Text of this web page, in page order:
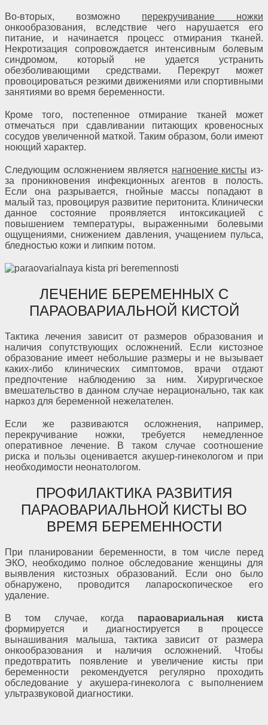
Во-вторых, возможно перекручивание ножки
онкообразования, вследствие чего нарушается его
питание, и начинается процесс отмирания тканей.
Некротизация сопровождается интенсивным болевым
синдромом, который не удается устранить
обезболивающими средствами. Перекрут может
провоцироваться резкими движениями или спортивными
занятиями во время беременности.
Кроме того, постепенное отмирание тканей может
отмечаться при сдавливании питающих кровеносных
сосудов увеличенной маткой. Таким образом, боли имеют
ноющий характер.
Следующим осложнением является нагноение кисты из-
за проникновения инфекционных агентов в полость.
Если она разрывается, гнойные массы попадают в
малый таз, провоцируя развитие перитонита. Клинически
данное состояние проявляется интоксикацией с
повышением температуры, выраженными болевыми
ощущениями, снижением давления, учащением пульса,
бледностью кожи и липким потом.
ЛЕЧЕНИЕ БЕРЕМЕННЫХ С
ПАРАОВАРИАЛЬНОЙ КИСТОЙ
Тактика лечения зависит от размеров образования и
наличия сопутствующих осложнений. Если кистозное
образование имеет небольшие размеры и не вызывает
каких-либо клинических симптомов, врачи отдают
предпочтение наблюдению за ним. Хирургическое
вмешательство в данном случае нерационально, так как
наркоз для беременной нежелателен.
Если же развиваются осложнения, например,
перекручивание ножки, требуется немедленное
оперативное лечение. В таком случае соотношение
риска и пользы оценивается акушер-гинекологом и при
необходимости неонатологом.
ПРОФИЛАКТИКА РАЗВИТИЯ
ПАРАОВАРИАЛЬНОЙ КИСТЫ ВО
ВРЕМЯ БЕРЕМЕННОСТИ
При планировании беременности, в том числе перед
ЭКО, необходимо полное обследование женщины для
выявления кистозных образований. Если оно было
обнаружено, проводится лапароскопическое его
удаление.
В том случае, когда параовариальная киста
формируется и диагностируется в процессе
вынашивания малыша, тактика зависит от размера
онкообразования и наличия осложнений. Чтобы
предотвратить появление и увеличение кисты при
беременности рекомендуется регулярно проходить
обследование у акушера-гинеколога с выполнением
ультразвуковой диагностики.